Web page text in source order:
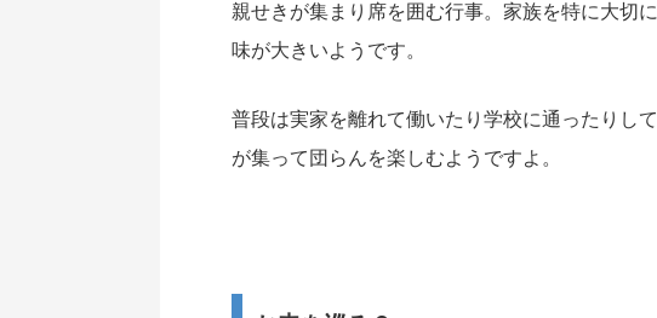
親せきが集まり席を囲む行事。家族を特に大切
味が大きいようです。
普段は実家を離れて働いたり学校に通ったりし
が集って団らんを楽しむようですよ。